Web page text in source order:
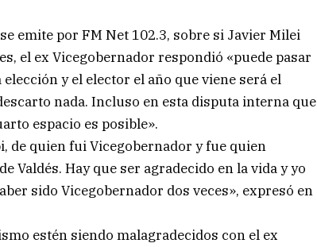
emite por FM Net 102.3, sobre si Javier Milei
el ex Vicegobernador respondió «puede pasar
y el elector el año que viene será el
nada. Incluso en esta disputa interna que
espacio es posible».
de quien fui Vicegobernador y fue quien
Valdés. Hay que ser agradecido en la vida y yo
sido Vicegobernador dos veces», expresó en
estén siendo malagradecidos con el ex